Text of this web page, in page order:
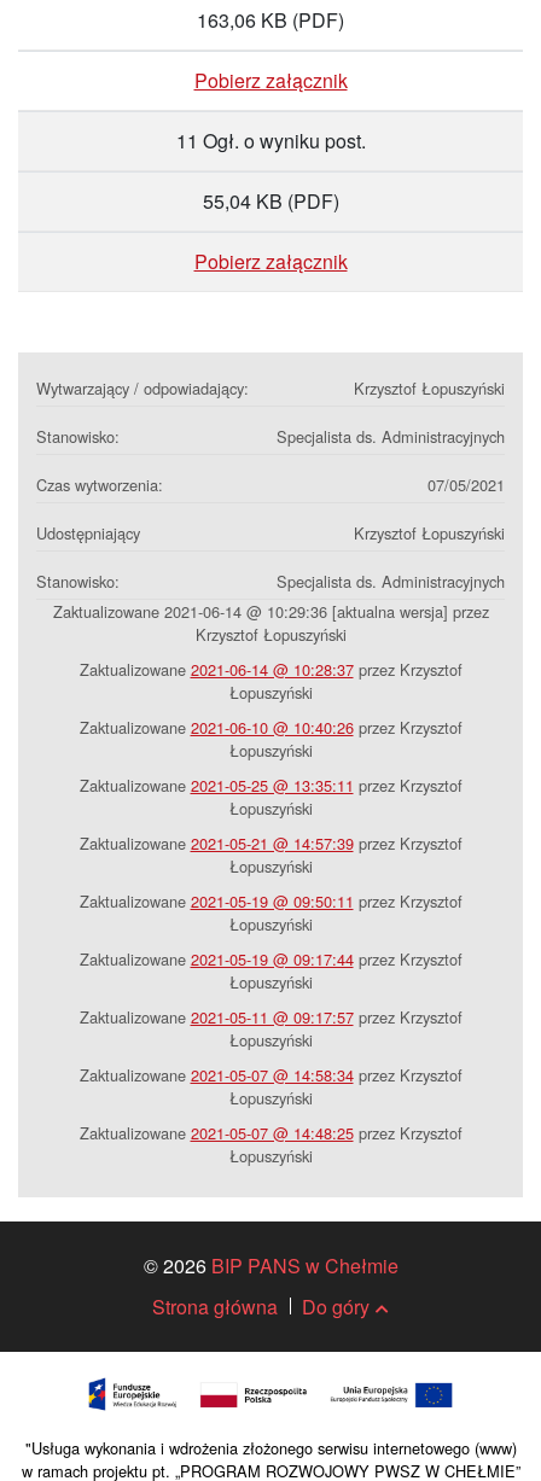
163,06 KB (PDF)
Pobierz załącznik
11 Ogł. o wyniku post.
55,04 KB (PDF)
Pobierz załącznik
Wytwarzający / odpowiadający: Krzysztof Łopuszyński
Stanowisko: Specjalista ds. Administracyjnych
Czas wytworzenia: 07/05/2021
Udostępniający Krzysztof Łopuszyński
Stanowisko:
Specjalista ds. Administracyjnych
Zaktualizowane 2021-06-14 @ 10:29:36 [aktualna wersja] przez
Krzysztof Łopuszyński
Zaktualizowane 2021-06-14 @ 10:28:37przez Krzysztof
Łopuszyński
Zaktualizowane 2021-06-10 @ 10:40:26przez Krzysztof
Łopuszyński
Zaktualizowane 2021-05-25 @ 13:35:11 przez Krzysztof
Łopuszyński
Zaktualizowane 2021-05-21 @ 14:57:39przez Krzysztof
Łopuszyński
Zaktualizowane 2021-05-19 @ 09:50:11 przez Krzysztof
Łopuszyński
Zaktualizowane 2021-05-19 @ 09:17:44przez Krzysztof
Łopuszyński
Zaktualizowane 2021-05-11 @ 09:17:57przez Krzysztof
Łopuszyński
Zaktualizowane 2021-05-07 @ 14:58:34przez Krzysztof
Łopuszyński
Zaktualizowane 2021-05-07 @ 14:48:25przez Krzysztof
Łopuszyński
© 2026 BIP PANS w Chełmie
Strona główna
Do góry
"Usługa wykonania i wdrożenia złożonego serwisu internetowego (www)
w ramach projektu pt. „PROGRAM ROZWOJOWY PWSZ W CHEŁMIE”